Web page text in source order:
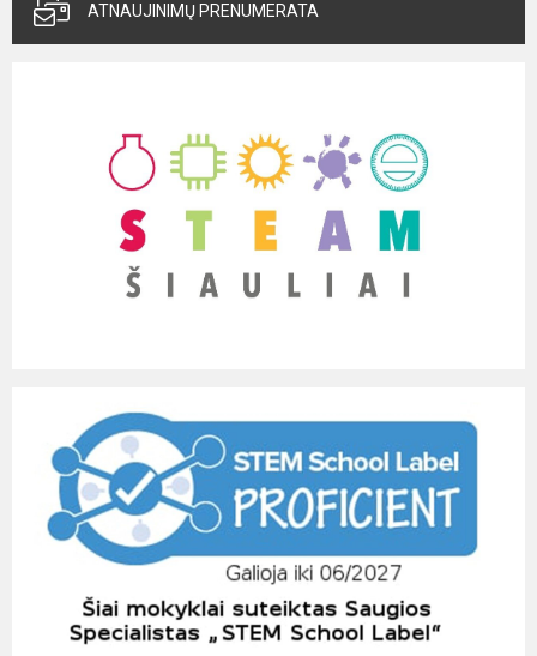
ATNAUJINIMŲ PRENUMERATA